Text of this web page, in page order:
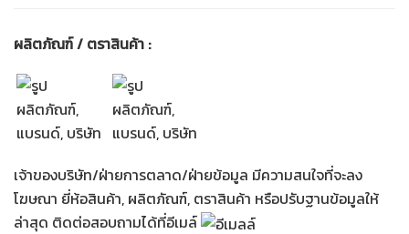
ผลิตภัณฑ์ / ตราสินค้า :
เจ้าของบริษัท/ฝ่ายการตลาด/ฝ่ายข้อมูล มีความสนใจที่จะลง
โฆษณา ยี่ห้อสินค้า, ผลิตภัณฑ์, ตราสินค้า หรือปรับฐานข้อมูลให้
ล่าสุด ติดต่อสอบถามได้ที่อีเมล์